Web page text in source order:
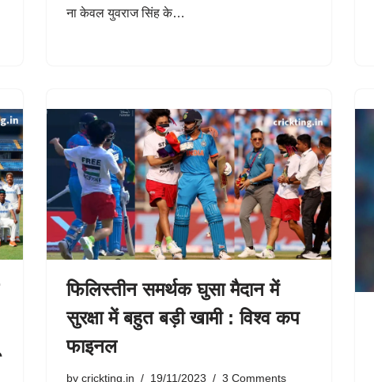
ना केवल युवराज सिंह के…
फिलिस्तीन समर्थक घुसा मैदान में
सुरक्षा में बहुत बड़ी खामी : विश्व कप
फाइनल
by crickting.in 19/11/2023 3 Comments